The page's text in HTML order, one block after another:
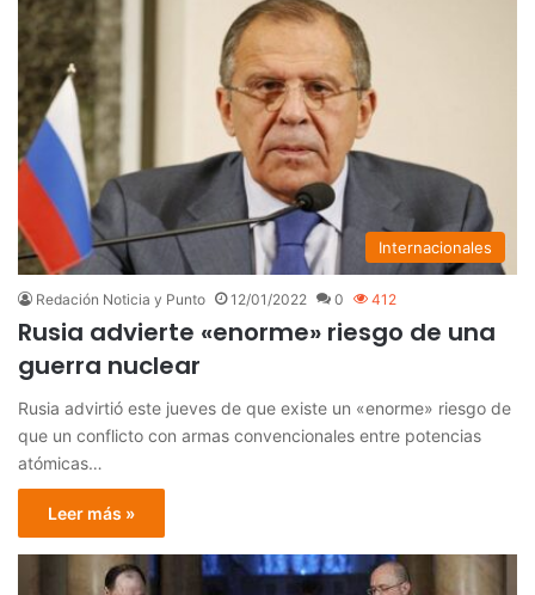
Internacionales
Redación Noticia y Punto 12/01/2022 0 412
Rusia advierte «enorme» riesgo de una
guerra nuclear
Rusia advirtió este jueves de que existe un «enorme» riesgo de
que un conflicto con armas convencionales entre potencias
atómicas…
Leer más »